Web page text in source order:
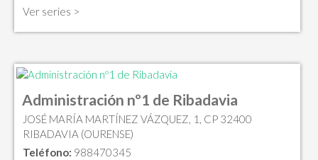
Ver series >
Administración nº1 de Ribadavia
JOSÉ MARÍA MARTÍNEZ VÁZQUEZ, 1, CP 32400
RIBADAVIA (OURENSE)
Teléfono: 988470345